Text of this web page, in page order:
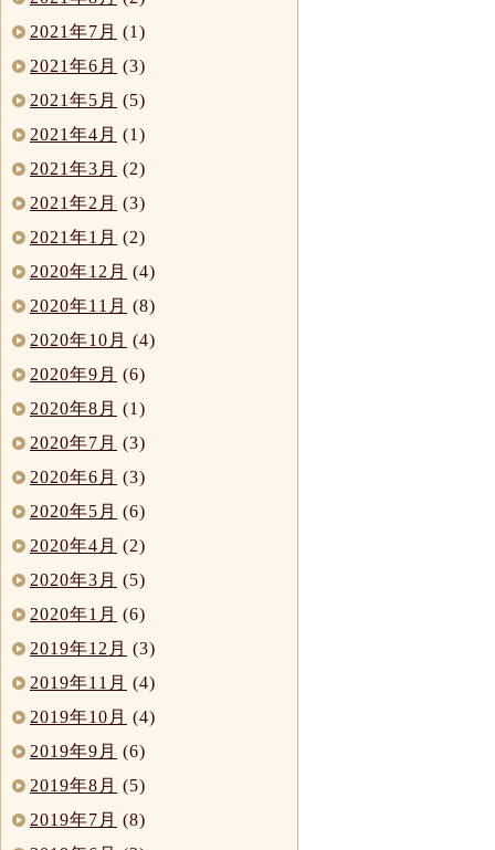
2021年7月 (1)
2021年6月 (3)
2021年5月 (5)
2021年4月 (1)
2021年3月 (2)
2021年2月 (3)
2021年1月 (2)
2020年12月 (4)
2020年11月 (8)
2020年10月 (4)
2020年9月 (6)
2020年8月 (1)
2020年7月 (3)
2020年6月 (3)
2020年5月 (6)
2020年4月 (2)
2020年3月 (5)
2020年1月 (6)
2019年12月 (3)
2019年11月 (4)
2019年10月 (4)
2019年9月 (6)
2019年8月 (5)
2019年7月 (8)